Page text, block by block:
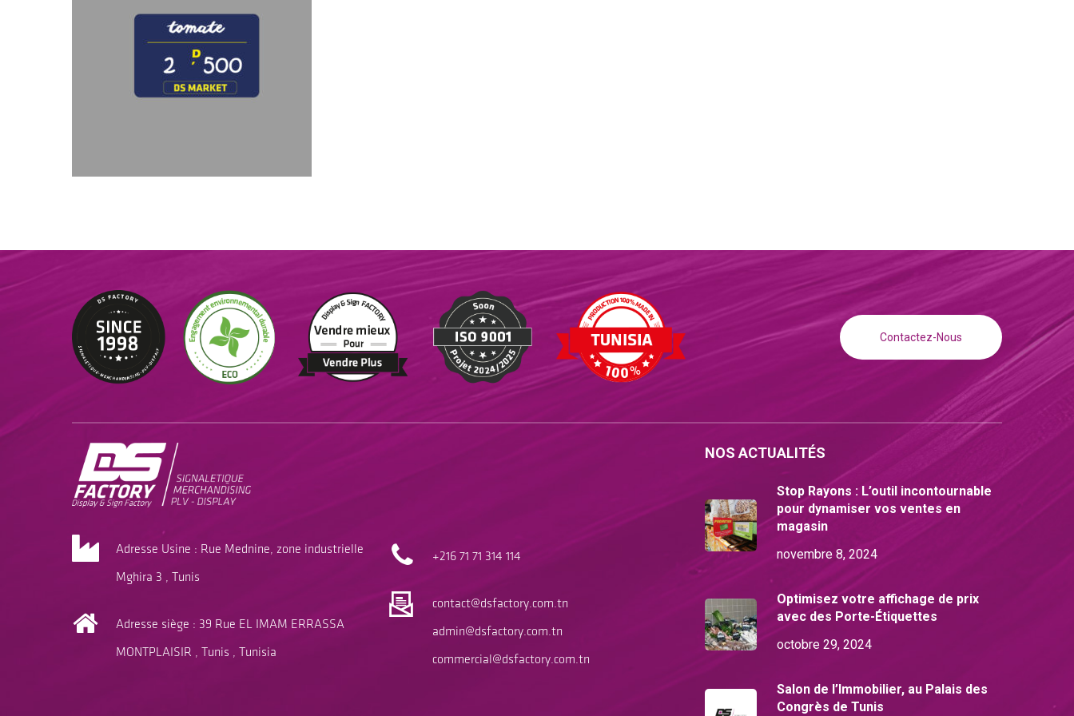
Contactez-Nous
Adresse Usine : Rue Mednine, zone industrielle
Mghira 3 , Tunis
Adresse siège : 39 Rue EL IMAM ERRASSA
MONTPLAISIR , Tunis , Tunisia
+216 7171 314 114
contact@dsfactory.com.tn
admin@dsfactory.com.tn
commercial@dsfactory.com.tn
NOS ACTUALITÉS
Stop Rayons : L’outil incontournable
pour dynamiser vos ventes en
magasin
novembre 8, 2024
Optimisez votre affichage de prix
avec des Porte-Étiquettes
octobre 29, 2024
Salon de l’Immobilier, au Palais des
Congrès de Tunis